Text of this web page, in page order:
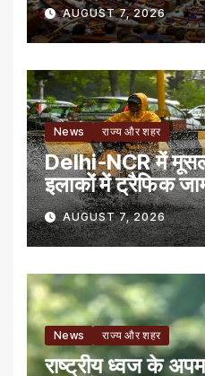
AUGUST 7, 2026
News राज्य और शहर
Delhi-NCR में
इलाकों में ट्रैफिक
AUGUST 7, 2026
News राज्य और शहर
राष्ट्रीय ध्वज के